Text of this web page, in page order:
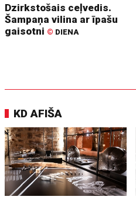
Dzirkstošais ceļvedis.
Šampaņa vilina ar īpašu
gaisotni © DIENA
KD AFIŠA